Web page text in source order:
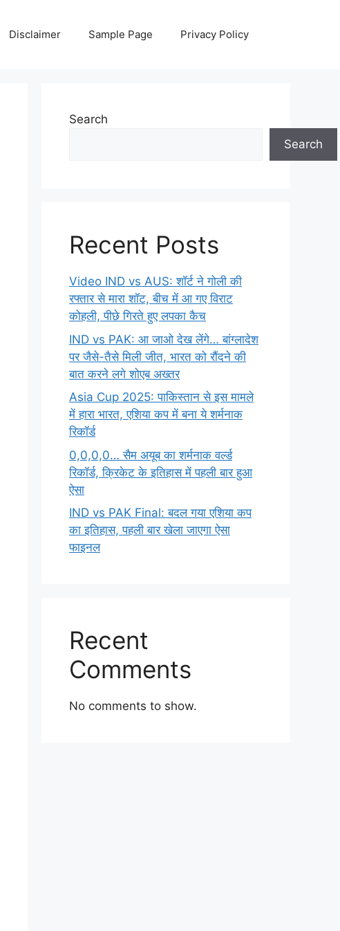
Disclaimer Sample Page Privacy Policy
Search
Search
Recent Posts
Video IND vs AUS: शॉर्ट ने गोली की
रफ्तार से मारा शॉट, बीच में आ गए विराट
कोहली, पीछे गिरते हुए लपका कैच
IND vs PAK: आ जाओ देख लेंगे… बांग्लादेश
पर जैसे-तैसे मिली जीत, भारत को रौंदने की
बात करने लगे शोएब अख्तर
Asia Cup 2025: पाकिस्तान से इस मामले
में हारा भारत, एशिया कप में बना ये शर्मनाक
रिकॉर्ड
0,0,0,0… सैम अयूब का शर्मनाक वर्ल्ड
रिकॉर्ड, क्रिकेट के इतिहास में पहली बार हुआ
ऐसा
IND vs PAK Final: बदल गया एशिया कप
का इतिहास, पहली बार खेला जाएगा ऐसा
फाइनल
Recent
Comments
No comments to show.